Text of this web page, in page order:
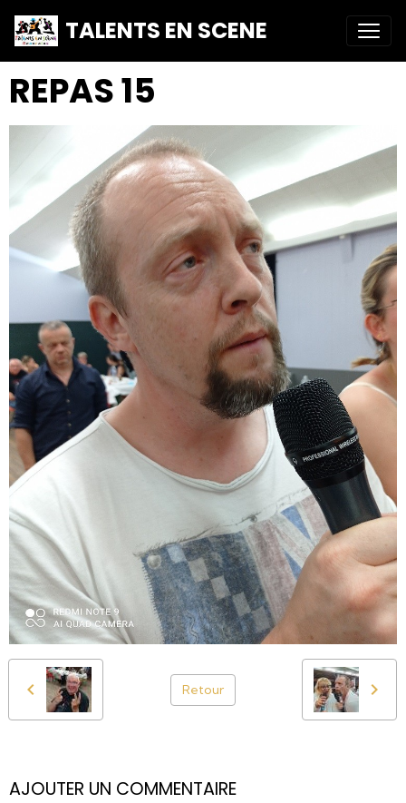
TALENTS EN SCENE
REPAS 15
Retour
AJOUTER UN COMMENTAIRE